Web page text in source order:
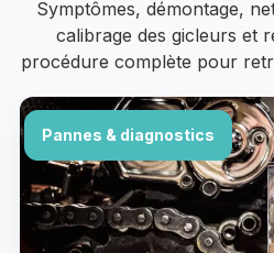
Symptômes, démontage,
calibrage des gicleurs et
procédure complète pour
Pannes & diagnostics